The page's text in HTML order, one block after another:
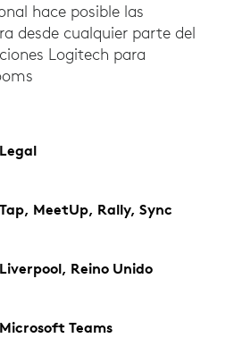
hace posible las
desde cualquier parte del
Logitech para
Legal
Tap, MeetUp, Rally, Sync
Liverpool, Reino Unido
Microsoft Teams